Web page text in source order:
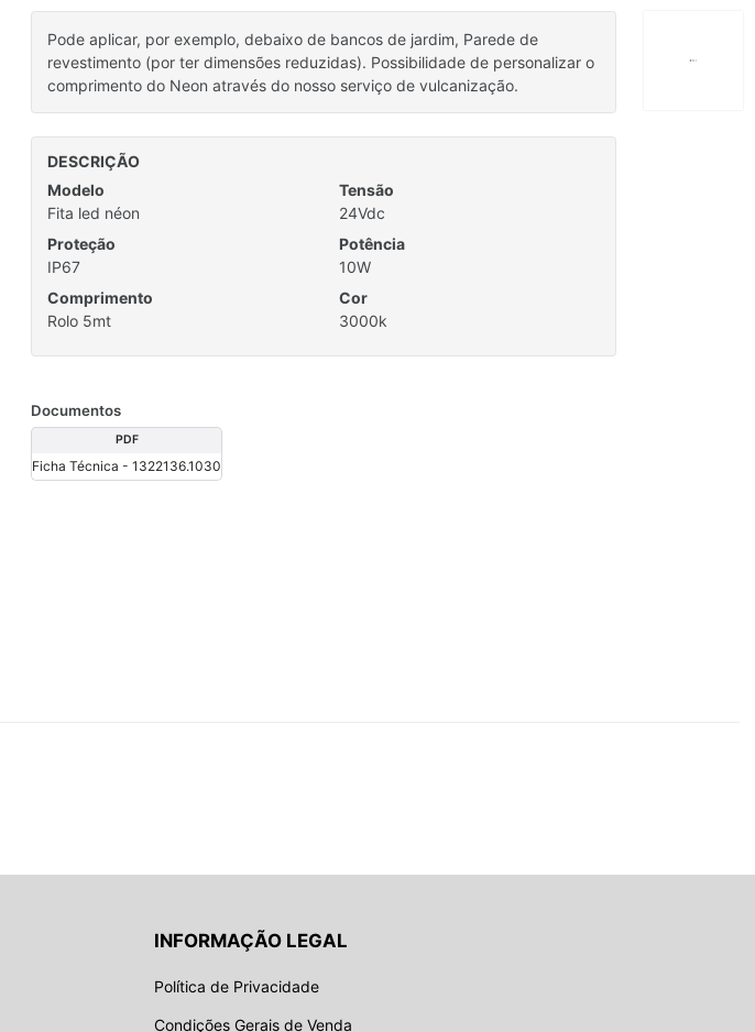
Pode aplicar, por exemplo, debaixo de bancos de jardim, Parede de
revestimento (por ter dimensões reduzidas). Possibilidade de personalizar o
comprimento do Neon através do nosso serviço de vulcanização.
DESCRIÇÃO
Modelo
Fita led néon
Tensão
24Vdc
Proteção
IP67
Potência
10W
Comprimento
Rolo 5mt
Cor
3000k
Documentos
PDF
Ficha Técnica - 1322136.1030
INFORMAÇÃO LEGAL
Política de Privacidade
Condições Gerais de Venda